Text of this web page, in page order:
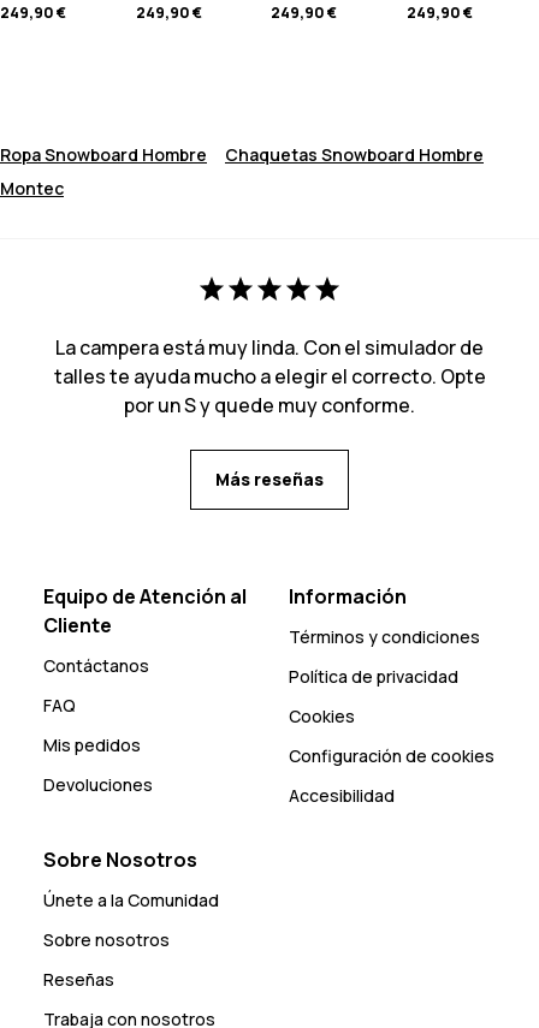
249,90 €
249,90 €
249,90 €
249,90 €
Ropa Snowboard Hombre
Chaquetas Snowboard Hombre
Montec
La campera está muy linda. Con el simulador de
talles te ayuda mucho a elegir el correcto. Opte
por un S y quede muy conforme.
Más reseñas
Equipo de Atención al
Cliente
Contáctanos
FAQ
Mis pedidos
Devoluciones
Información
Términos y condiciones
Política de privacidad
Cookies
Configuración de cookies
Accesibilidad
Sobre Nosotros
Únete a la Comunidad
Sobre nosotros
Reseñas
Trabaja con nosotros